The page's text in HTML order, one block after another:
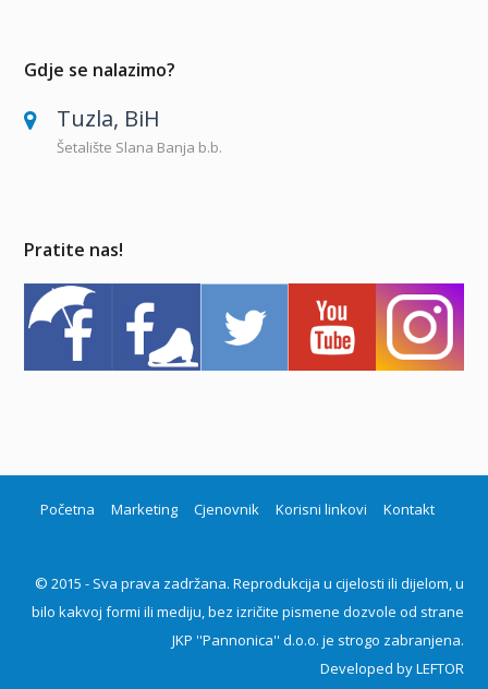
Gdje se nalazimo?
Tuzla, BiH
Šetalište Slana Banja b.b.
Pratite nas!
Početna Marketing Cjenovnik Korisni linkovi Kontakt
© 2015 - Sva prava zadržana. Reprodukcija u cijelosti ili dijelom, u
bilo kakvoj formi ili mediju, bez izričite pismene dozvole od strane
JKP ''Pannonica'' d.o.o. je strogo zabranjena.
Developed byLEFTOR